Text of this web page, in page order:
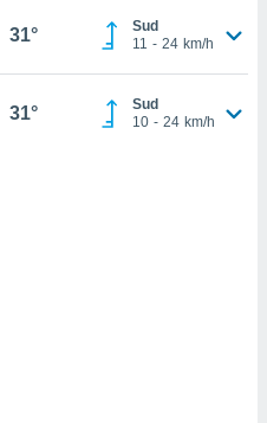
31°
Sud
11 - 24 km/h
31°
Sud
10 - 24 km/h